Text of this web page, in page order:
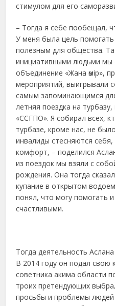
стимулом для его
– Тогда я себе пообещал,
У меня была цель
полезным для общества.
инициативными людьми мы
объединение «Жана өмір»,
мероприятий, выигрывали
самым запоминающимся
летняя поездка на
«ССГПО». Я собирал всех,
турбазе, кроме нас, не
инвалиды стесняются
комфорт, – поделился
из поездок мы взяли с
рождения. Она тогда
купание в открытом
понял, что могу помогать
счастливыми.
Тогда деятельность
В 2014 году он подал свою
советника акима области
троих претендующих
просьбы и проблемы людей